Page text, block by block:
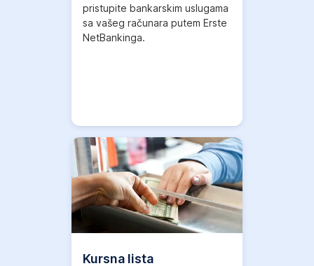
pristupite bankarskim uslugama
sa vašeg računara putem Erste
NetBankinga.
Više informacija
Otvori
u
novom
tabu
Kursna lista